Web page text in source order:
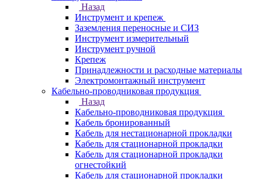
Назад
Инструмент и крепеж
Заземления переносные и СИЗ
Инструмент измерительный
Инструмент ручной
Крепеж
Принадлежности и расходные материалы
Электромонтажный инструмент
Кабельно-проводниковая продукция
Назад
Кабельно-проводниковая продукция
Кабель бронированный
Кабель для нестационарной прокладки
Кабель для стационарной прокладки
Кабель для стационарной прокладки
огнестойкий
Кабель для стационарной прокладки